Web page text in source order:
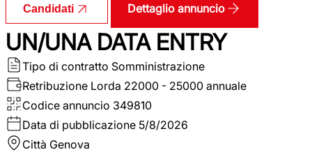
Candidati Dettaglio annuncio
UN/UNA DATA ENTRY
Tipo di contratto Somministrazione
Retribuzione Lorda 22000 - 25000 annuale
Codice annuncio 349810
Data di pubblicazione 5/8/2026
Città Genova